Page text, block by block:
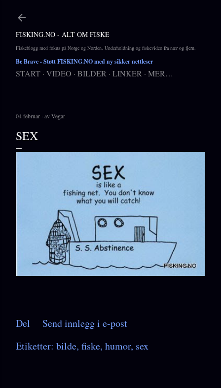
FISKING.NO - ALT OM FISKE
Fiskeblogg med fokus på Norge og Norden. Underholdning og fiskevideo fra nær og fjern.
Be Brave- Støtt FISKING.NO med ny sikker nettleser
START VIDEO BILDER LINKER MER…
04 februar avVegar
SEX
Del
Send innlegg i e-post
Etiketter: bilde fiske humor sex